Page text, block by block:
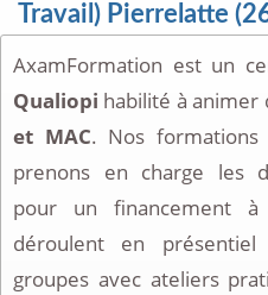
Travail) Pierrelatte
AxamFormation est un
Qualiopi habilité à animer
et MAC. Nos formations
prenons en charge les
pour un financement à
déroulent en
groupes avec ateliers